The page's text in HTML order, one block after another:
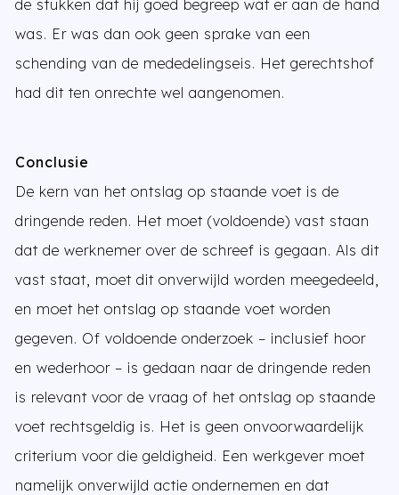
de stukken dat hij goed begreep wat er aan de hand
was. Er was dan ook geen sprake van een
schending van de mededelingseis. Het gerechtshof
had dit ten onrechte wel aangenomen.
Conclusie
De kern van het ontslag op staande voet is de
dringende reden. Het moet (voldoende) vast staan
dat de werknemer over de schreef is gegaan. Als dit
vast staat, moet dit onverwijld worden meegedeeld,
en moet het ontslag op staande voet worden
gegeven. Of voldoende onderzoek – inclusief hoor
en wederhoor – is gedaan naar de dringende reden
is relevant voor de vraag of het ontslag op staande
voet rechtsgeldig is. Het is geen onvoorwaardelijk
criterium voor die geldigheid. Een werkgever moet
namelijk onverwijld actie ondernemen en dat